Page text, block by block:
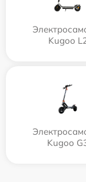
Kugoo
Kugoo